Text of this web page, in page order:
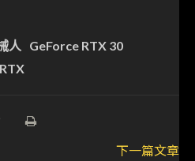
人
GeForce RTX 30
下一篇文章